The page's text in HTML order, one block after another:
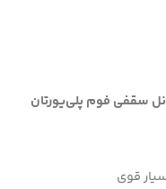
سقفی فوم پلی‌یورتان
قوی